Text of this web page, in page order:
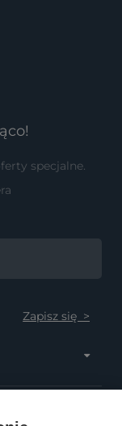
specjalne.